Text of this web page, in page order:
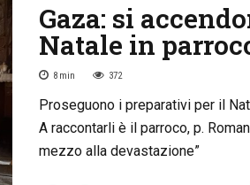
Gaza: si
Natale in
8 min 372
Proseguono i preparativi per il
A raccontarli è il parroco, p.
mezzo alla devastazione”